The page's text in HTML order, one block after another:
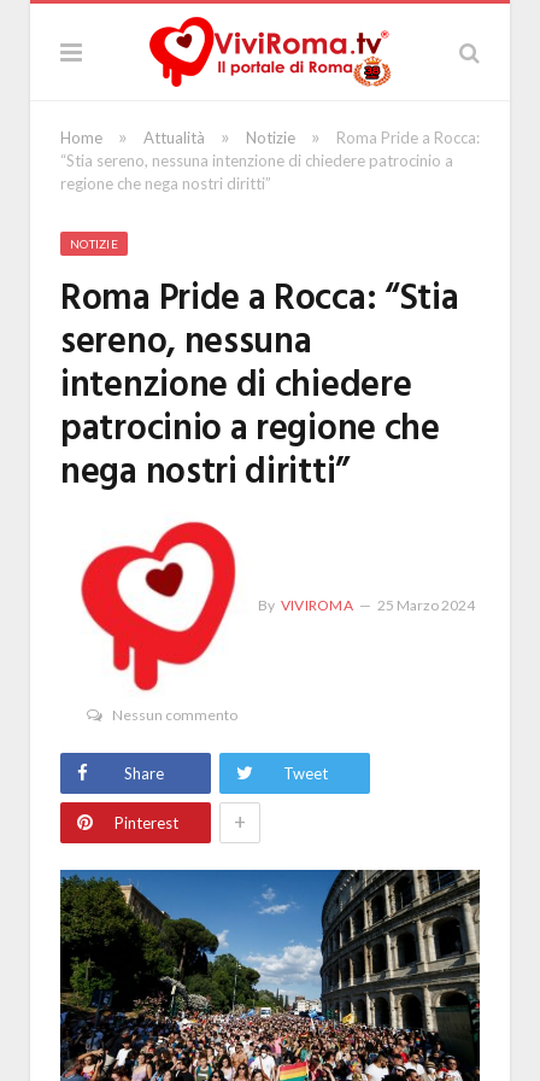
Home » Attualità » Notizie »
Roma Pride a Rocca:
“Stia sereno, nessuna intenzione di chiedere patrocinio a
regione che nega nostri diritti”
NOTIZIE
Roma Pride a Rocca: “Stia
sereno, nessuna
intenzione di chiedere
patrocinio a regione che
nega nostri diritti”
By VIVIROMA 25 Marzo 2024
Nessun commento
Share Tweet
Pinterest +